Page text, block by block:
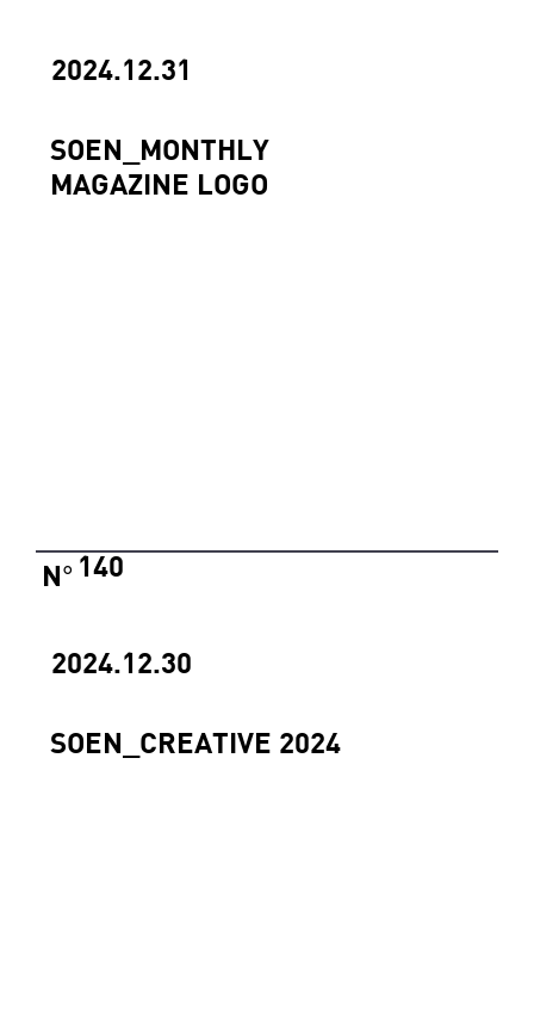
2024.12.31
SOEN_MONTHLY
MAGAZINE LOGO
2024.12.30
SOEN_CREATIVE 2024
140
N°